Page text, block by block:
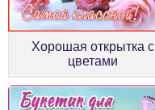
Хорошая открытка с
цветами